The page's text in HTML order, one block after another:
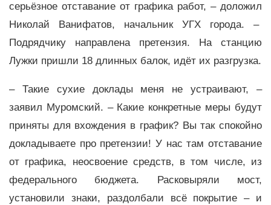
серьёзное отставание от графика работ, – доложил
Николай Ванифатов, начальник УГХ города. –
Подрядчику направлена претензия. На станцию
Лужки пришли 18 длинных балок, идёт их разгрузка.
– Такие сухие доклады меня не устраивают, –
заявил Муромский. – Какие конкретные меры будут
приняты для вхождения в график? Вы так спокойно
докладываете про претензии! У нас там отставание
от графика, неосвоение средств, в том числе, из
федерального бюджета. Расковыряли мост,
установили знаки, раздолбали всё покрытие – и